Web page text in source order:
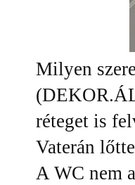
Milyen
réteget is
Vaterán
A WC nem